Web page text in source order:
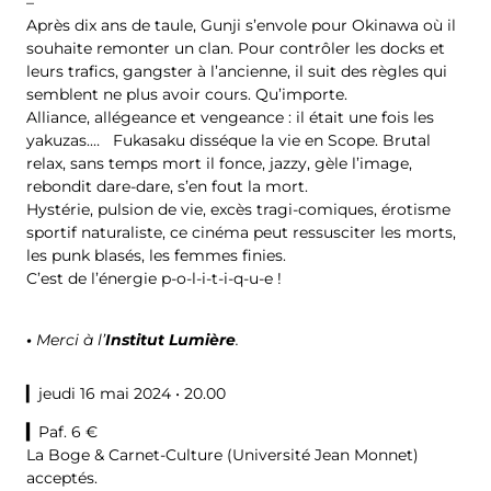
Après dix ans de taule, Gunji s’envole pour Okinawa où il
souhaite remonter un clan. Pour contrôler les docks et
leurs trafics, gangster à l’ancienne, il suit des règles qui
semblent ne plus avoir cours. Qu’importe.
Alliance, allégeance et vengeance : il était une fois les
yakuzas.… Fukasaku disséque la vie en Scope. Brutal
relax, sans temps mort il fonce, jazzy, gèle l’image,
rebondit dare-dare, s’en fout la mort.
Hystérie, pulsion de vie, excès tragi-comiques, érotisme
sportif naturaliste, ce cinéma peut ressusciter les morts,
les punk blasés, les femmes finies.
C’est de l’énergie p-o-l-i-t-i-q-u-e !
• Merci à l’Institut Lumière.
▎jeudi 16 mai 2024 • 20.00
Paf. 6 €
La Boge & Carnet-Culture (Université Jean Monnet)
acceptés.